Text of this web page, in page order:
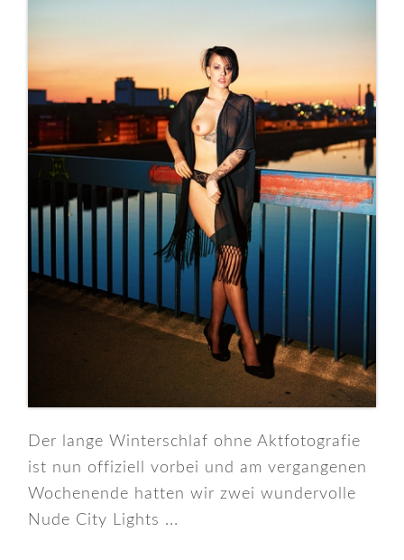
Der lange Winterschlaf ohne Aktfotografie
ist nun offiziell vorbei und am vergangenen
Wochenende hatten wir zwei wundervolle
Nude City Lights ...